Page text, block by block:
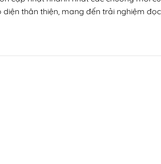
thân thiện, mang đến trải nghiệm